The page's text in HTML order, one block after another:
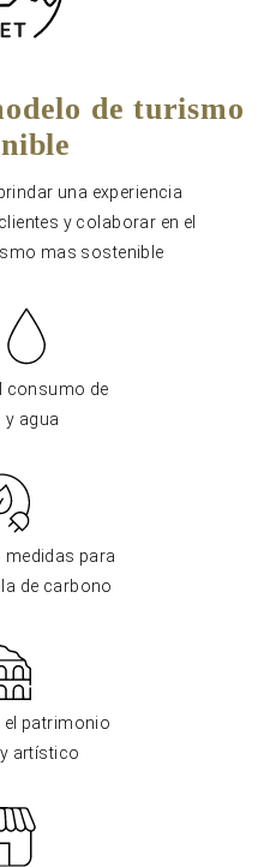
de turismo
una experiencia
y colaborar en el
mas sostenible
consumo de
y agua
medidas para
de carbono
el patrimonio
artístico